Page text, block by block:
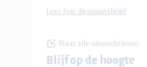
Lees hier de nieuwsbrief
Naar alle nieuwsbrieven
Blijf op de hoogte